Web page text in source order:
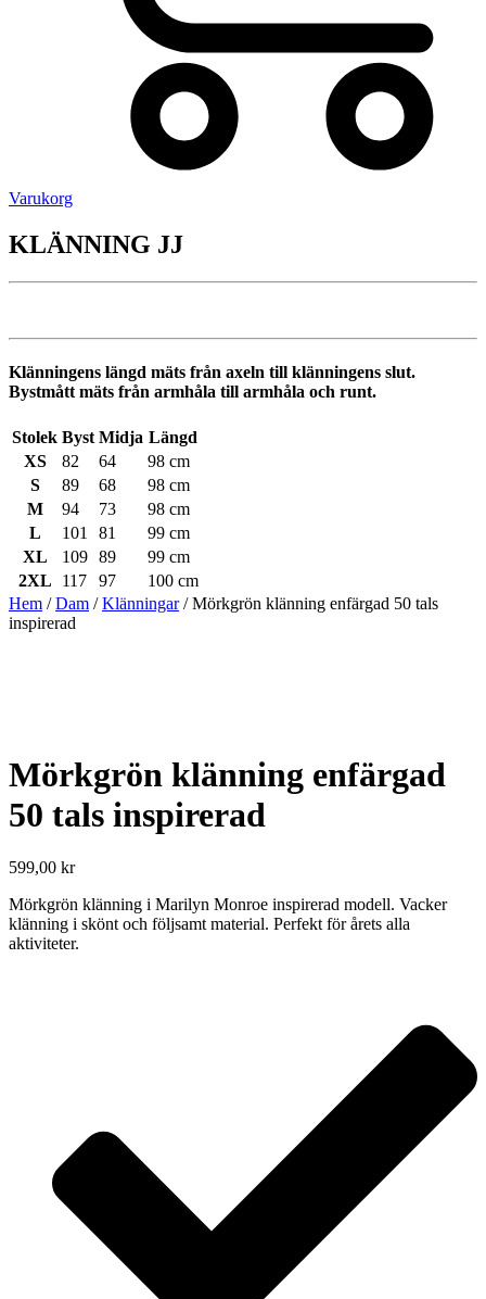
Varukorg
KLÄNNING JJ
Klänningens längd mäts från axeln till klänningens slut.
Bystmått mäts från armhåla till armhåla och runt.
Stolek Byst Midja Längd
XS
82 64
98 cm
S
89 68
98 cm
M
94 73
98 cm
L
101 81
99 cm
XL
109 89
99 cm
2XL
117 97
100 cm
Hem /Dam /Klänningar/ Mörkgrön klänning enfärgad 50 tals
inspirerad
Mörkgrön klänning enfärgad
50 tals inspirerad
599,00 kr
Mörkgrön klänning i Marilyn Monroe inspirerad modell. Vacker
klänning i skönt och följsamt material. Perfekt för årets alla
aktiviteter.